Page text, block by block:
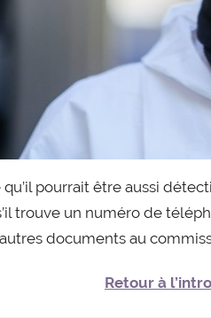
pourrait être aussi
trouve un numéro de
documents au
Retour à